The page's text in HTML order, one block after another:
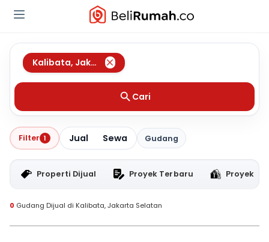
Kalibata, Jakarta Selatan
Cari
Filter 1 Jual Sewa Gudang
Properti Dijual Proyek Terbaru Proyek
0 Gudang Dijual di Kalibata, Jakarta Selatan